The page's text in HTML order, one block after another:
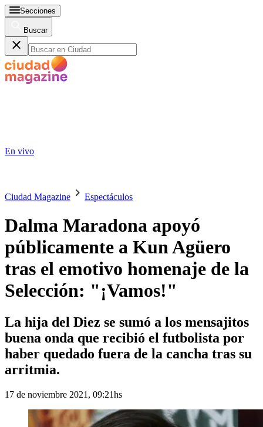
Secciones
Buscar
En vivo
Ciudad Magazine Espectáculos
Dalma Maradona apoyó
públicamente a Kun Agüero
tras el emotivo homenaje de la
Selección: "¡Vamos!"
La hija del Diez se sumó a los mensajitos
buena onda que recibió el futbolista por
haber quedado fuera de la cancha tras su
arritmia.
17 de noviembre 2021, 09:21hs